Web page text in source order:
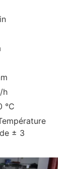
h
°C
± 3